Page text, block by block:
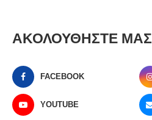
ΑΚΟΛΟΥΘΗΣΤΕ ΜΑΣ
FACEBOOK
YOUTUBE